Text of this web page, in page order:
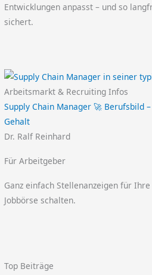
Entwicklungen anpasst – und so
sichert.
Arbeitsmarkt & Recruiting Infos
Supply Chain Manager 🚀 Berufsbild
Gehalt
Dr. Ralf Reinhard
Für Arbeitgeber
Ganz einfach Stellenanzeigen für
Jobbörse schalten.
Top Beiträge